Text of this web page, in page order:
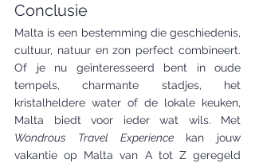
Conclusie
Malta is een bestemming die geschiedenis,
cultuur, natuur en zon perfect combineert.
Of je nu geïnteresseerd bent in oude
tempels, charmante stadjes, het
kristalheldere water of de lokale keuken,
Wondrous Travel Experience kan jouw
vakantie op Malta van A tot Z geregeld